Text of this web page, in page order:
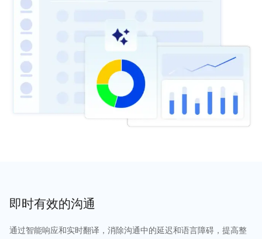
即时有效的沟通
通过智能响应和实时翻译，消除沟通中的延迟和语言障碍，提高整